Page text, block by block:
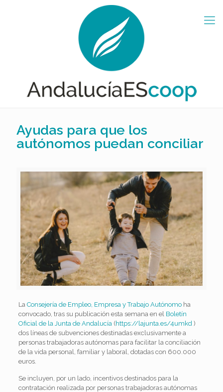
Ayudas para que los
autónomos puedan conciliar
La Consejería de Empleo, Empresa y Trabajo Autónomoha
convocado, tras su publicación esta semana en el Boletín
Oficial de la Junta de Andalucía (https://lajunta.es/4umkd )
dos líneas de subvenciones destinadas exclusivamente a
personas trabajadoras autónomas para facilitar la conciliación
de la vida personal, familiar y laboral, dotadas con 600.000
euros.
Se incluyen, por un lado, incentivos destinados para la
contratación realizada por personas trabajadoras autónomas